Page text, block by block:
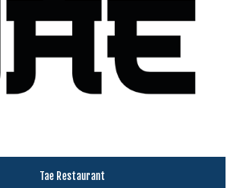
Tae Restaurant